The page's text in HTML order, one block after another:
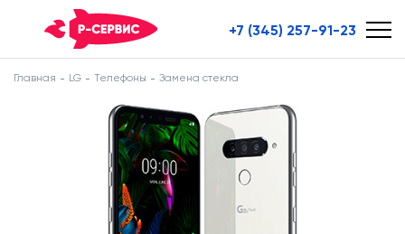
+7 (345) 257-91-23
Главная LG Телефоны Замена стекла